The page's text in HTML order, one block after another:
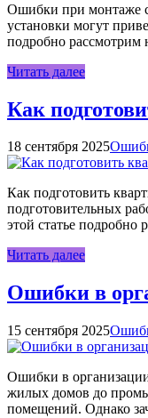
Ошибки при монтаже
установки могут
подробно
Читать далее
Как
18 сентября 2025
Как подготовить
подготовительных
этой статье подробно
Читать далее
Ошибки в
15 сентября 2025
Ошибки в
жилых домов до
помещений. Однако